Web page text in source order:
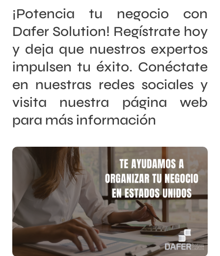
¡Potencia tu negocio con
Dafer Solution! Regístrate hoy
y deja que nuestros expertos
impulsen tu éxito. Conéctate
en nuestras redes sociales y
visita nuestra página web
para más información